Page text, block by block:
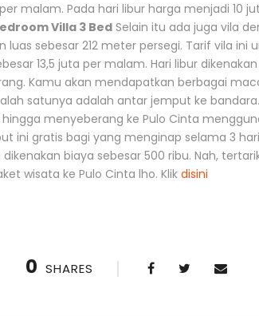
malam. Pada hari libur harga menjadi 10
Villa 3 Bed Selain itu ada juga vila
luas sebesar 212 meter persegi. Tarif vila ini
13,5 juta per malam. Hari libur
Kamu akan mendapatkan berbagai
satunya adalah antar jemput ke
menyeberang ke Pulo Cinta
ini gratis bagi yang menginap selama 3
biaya sebesar 500 ribu. Nah,
wisata ke Pulo Cinta lho. Klik disini
0 SHARES